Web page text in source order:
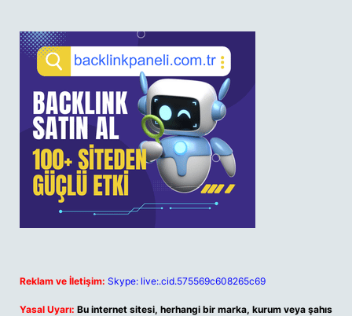
Reklam ve İletişim: Skype: live:.cid.575569c608265c69
Yasal Uyarı: Bu internet sitesi, herhangi bir marka, kurum veya şahıs